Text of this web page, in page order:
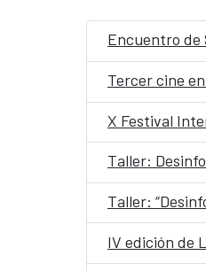
Encuentro de
Tercer cine
X Festival
Taller:
Taller:
IV edición de